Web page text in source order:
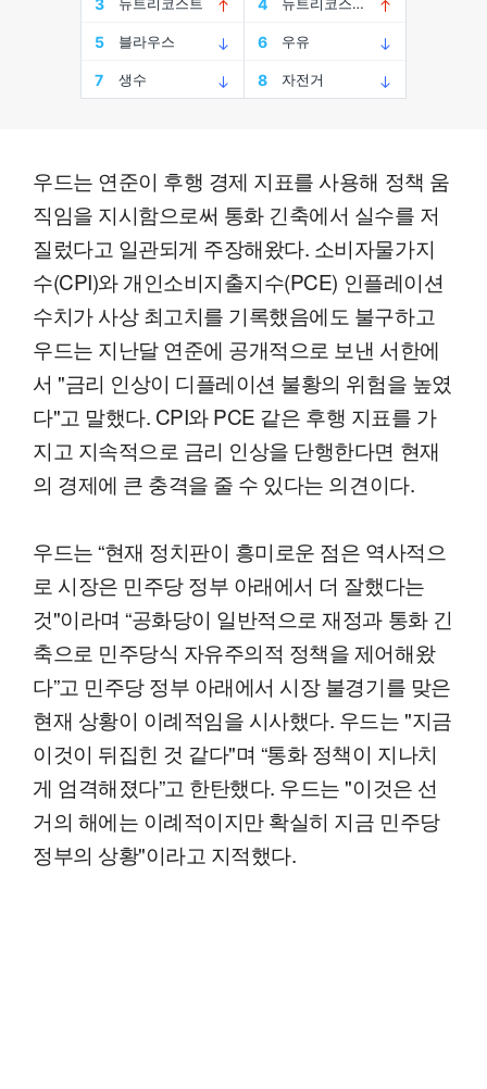
우드는 연준이 후행 경제 지표를 사용해 정책 움
직임을 지시함으로써 통화 긴축에서 실수를 저
질렀다고 일관되게 주장해왔다. 소비자물가지
수(CPI)와 개인소비지출지수(PCE) 인플레이션
수치가 사상 최고치를 기록했음에도 불구하고
우드는 지난달 연준에 공개적으로 보낸 서한에
서 "금리 인상이 디플레이션 불황의 위험을 높였
다"고 말했다. CPI와 PCE 같은 후행 지표를 가
지고 지속적으로 금리 인상을 단행한다면 현재
의 경제에 큰 충격을 줄 수 있다는 의견이다.
우드는 “현재 정치판이 흥미로운 점은 역사적으
로 시장은 민주당 정부 아래에서 더 잘했다는
것"이라며 “공화당이 일반적으로 재정과 통화 긴
축으로 민주당식 자유주의적 정책을 제어해왔
다”고 민주당 정부 아래에서 시장 불경기를 맞은
현재 상황이 이례적임을 시사했다. 우드는 "지금
이것이 뒤집힌 것 같다"며 “통화 정책이 지나치
게 엄격해졌다”고 한탄했다. 우드는 "이것은 선
거의 해에는 이례적이지만 확실히 지금 민주당
정부의 상황"이라고 지적했다.